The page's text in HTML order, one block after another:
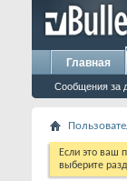
Главная
Сообщения за
Если это ваш
выберите